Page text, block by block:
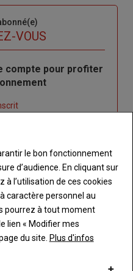
VOUS
compte pour profiter
abonné(e)
et créez votre
le bon fonctionnement
d’audience. En cliquant sur
à l’utilisation de ces cookies
caractère personnel au
pourrez à tout moment
lien « Modifier mes
du site. Plus d'infos